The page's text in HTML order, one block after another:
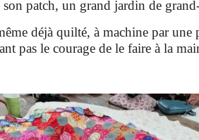
patch, un grand jardin de
déjà quilté, à machine par une
pas le courage de le faire à la